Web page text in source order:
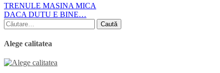
Navigare
în
articole
TRENULE MASINA MICA
DACA DUTU E BINE…
Caută
după:
Alege calitatea